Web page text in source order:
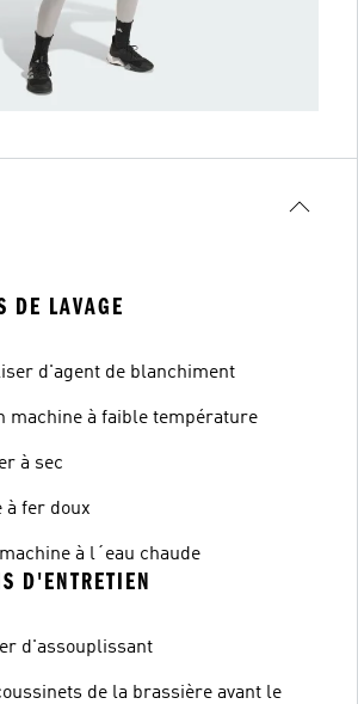
DE LAVAGE
d'agent de blanchiment
machine à faible température
à sec
à fer doux
à l´eau chaude
D'ENTRETIEN
d'assouplissant
de la brassière avant le